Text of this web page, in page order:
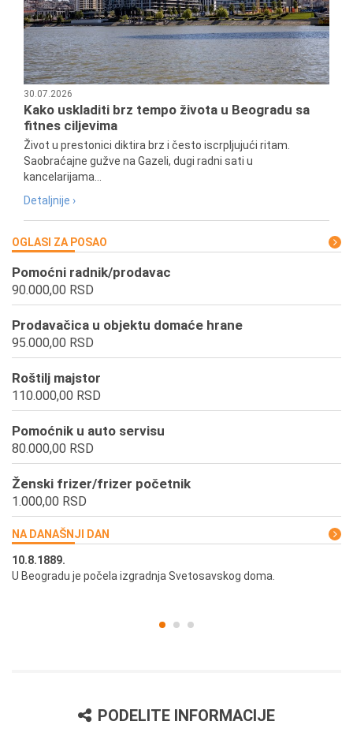
30.07.2026
Kako uskladiti brz tempo života u Beogradu sa
fitnes ciljevima
Život u prestonici diktira brz i često iscrpljujući ritam.
Saobraćajne gužve na Gazeli, dugi radni sati u
kancelarijama...
Detaljnije ›
OGLASI ZA POSAO
Pomoćni radnik/prodavac
90.000,00 RSD
Prodavačica u objektu domaće hrane
95.000,00 RSD
Roštilj majstor
110.000,00 RSD
Pomoćnik u auto servisu
80.000,00 RSD
Ženski frizer/frizer početnik
1.000,00 RSD
NA DANAŠNJI DAN
10.8.1889.
U Beogradu je počela izgradnja Svetosavskog doma.
PODELITE INFORMACIJE